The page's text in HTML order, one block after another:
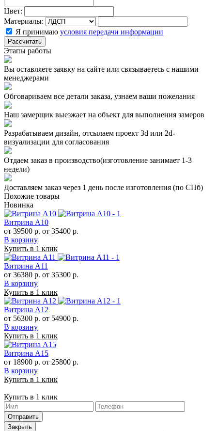
Цвет:
Материалы:
Я принимаю условия передачи информации
Рассчитать
Этапы работы
Вы оставляете заявку на сайте или связываетесь с нашими
менеджерами
Обговариваем все детали заказа, узнаем ваши пожелания
Наш замерщик выезжает на объект для выполнения замеров
Разрабатываем дизайн, отсылаем проект 3d или 2d-
визуализации для согласования
Отдаем заказ в производство(изготовление занимает 1-3
недели)
Доставляем заказ через 1 день после изготовления (по СПб)
Похожие товары
Новинка
Витрина А10
от 39500 р. от 35400 р.
В корзину
Купить в 1 клик
Витрина А11
от 36380 р. от 35300 р.
В корзину
Купить в 1 клик
Витрина А12
от 56300 р. от 54900 р.
В корзину
Купить в 1 клик
Витрина А15
от 18900 р. от 25800 р.
В корзину
Купить в 1 клик
Купить в 1 клик
Отправить
Закрыть